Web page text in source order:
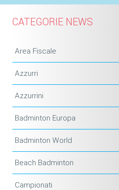
CATEGORIE NEWS
Area Fiscale
Azzurri
Azzurrini
Badminton Europa
Badminton World
Beach Badminton
Campionati